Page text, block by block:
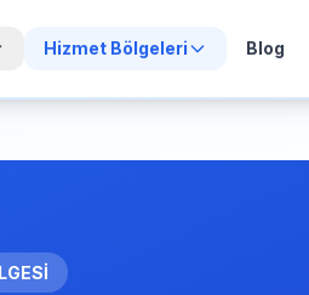
Hizmet Bölgeleri Blog